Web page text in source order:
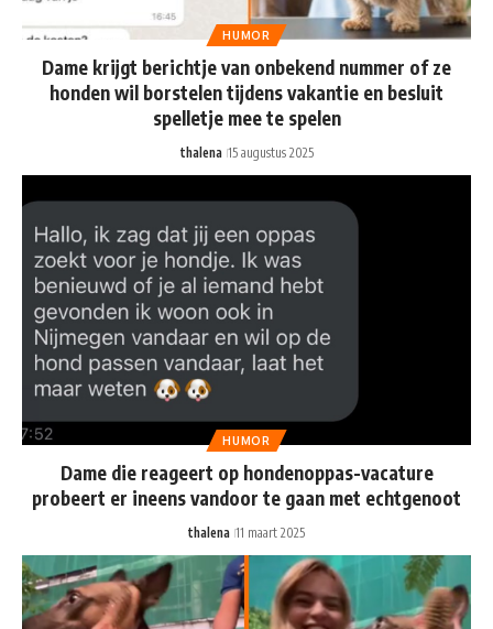
HUMOR
Dame krijgt berichtje van onbekend nummer of ze
honden wil borstelen tijdens vakantie en besluit
spelletje mee te spelen
thalena 15 augustus 2025
HUMOR
Dame die reageert op hondenoppas-vacature
probeert er ineens vandoor te gaan met echtgenoot
thalena 11 maart 2025